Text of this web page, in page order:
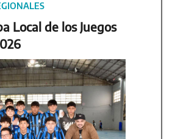
Local de los Juegos